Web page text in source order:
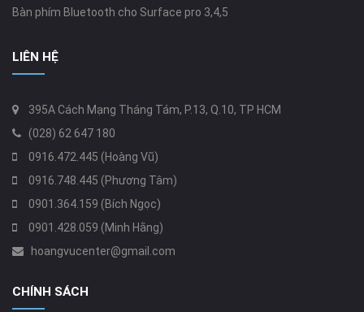
Bàn phím Bluetooth cho Surface pro 3,4,5
LIÊN HỆ
395A Cách Mạng Tháng Tám, P.13, Q.10, TP HCM
(028) 62 647 180
0916.472.445 (Hoàng Vũ)
0916.748.445 (Phương Tâm)
0901.364.159 (Bích Ngọc)
0901.428.059 (Minh Hằng)
hoangvucenter@gmail.com
CHÍNH SÁCH